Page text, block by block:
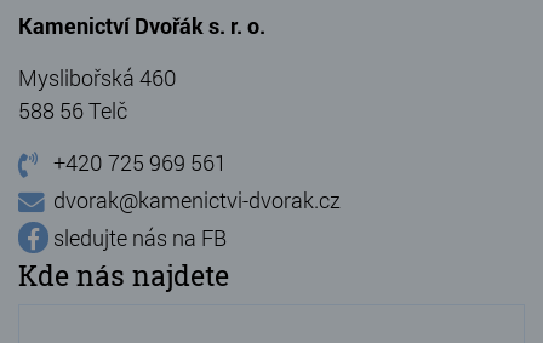
Kamenictví Dvořák s. r. o.
Myslibořská 460
588 56 Telč
+420 725 969 561
dvorak@kamenictvi-dvorak.cz
sledujte nás na FB
Kde nás najdete